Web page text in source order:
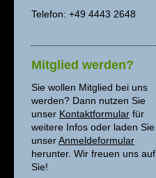
Telefon: +49 4443 2648
Mitglied werden?
Sie wollen Mitglied bei uns
werden? Dann nutzen Sie
unser Kontaktformular für
weitere Infos oder laden Sie
unserAnmeldeformular
herunter. Wir freuen uns auf
Sie!